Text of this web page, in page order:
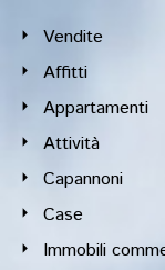
Vendite
Affitti
Appartamenti
Attività
Capannoni
Case
Immobili